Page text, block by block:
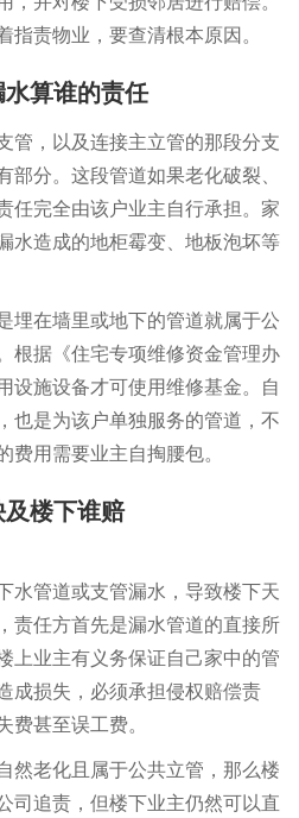
责物业，要查清根本原因。
算谁的责任
管，以及连接主立管的那段分支
分。这段管道如果老化破裂、
任完全由该户业主自行承担。家
水造成的地柜霉变、地板泡坏等
埋在墙里或地下的管道就属于公
根据《住宅专项维修资金管理办
设施设备才可使用维修基金。自
也是为该户单独服务的管道，不
用需要业主自掏腰包。
楼下谁赔
水管道或支管漏水，导致楼下天
责任方首先是漏水管道的直接所
上业主有义务保证自己家中的管
成损失，必须承担侵权赔偿责
甚至误工费。
然老化且属于公共立管，那么楼
司追责，但楼下业主仍然可以直